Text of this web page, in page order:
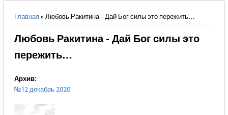
Вы здесь
Главная» Любовь Ракитина - Дай Бог силы это пережить…
Любовь Ракитина - Дай Бог силы это
пережить…
Архив:
№12 декабрь 2020